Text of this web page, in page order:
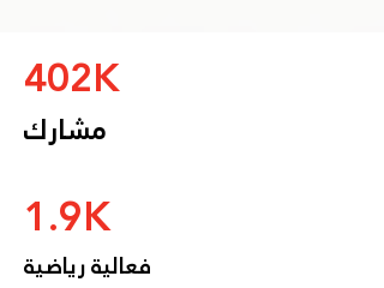
402K
مشارك
1.9K
فعالية رياضية